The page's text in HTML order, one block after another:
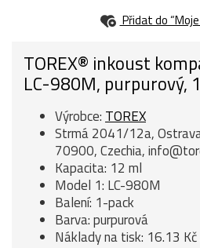
Přidat do
TOREX® inkoust
LC-980M, purpurový,
Výrobce: TOREX
Strmá 2041/12a,
70900, Czechia,
Kapacita: 12 ml
Model 1: LC-980M
Balení: 1-pack
Barva: purpurová
Náklady na tisk: 16.13